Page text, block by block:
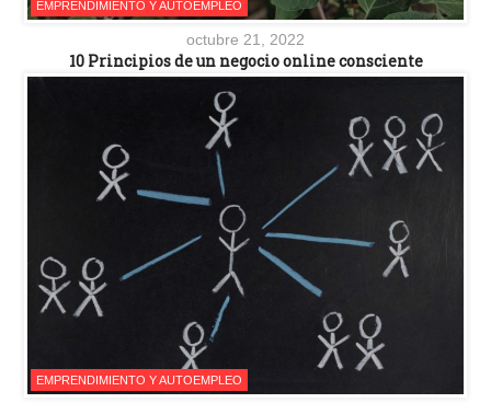
EMPRENDIMIENTO Y AUTOEMPLEO
octubre 21, 2022
10 Principios de un negocio online consciente
EMPRENDIMIENTO Y AUTOEMPLEO